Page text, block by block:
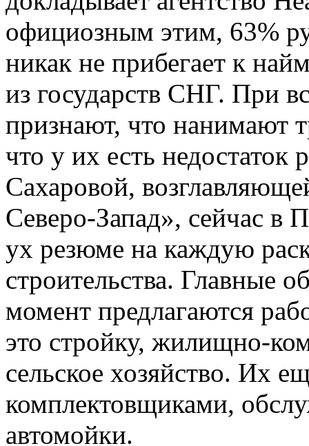
официозным этим, 63%
никак не прибегает к
из государств СНГ. При
признают, что нанимают
что у их есть
Сахаровой,
Северо-Запад», сейчас в
ух резюме на каждую
строительства. Главные
момент предлагаются
это стройку, жилищно-
сельское хозяйство. Их
комплектовщиками,
автомойки.